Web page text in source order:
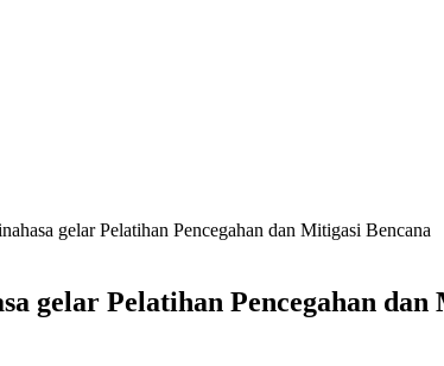
gelar Pelatihan Pencegahan dan Mitigasi Bencana
gelar Pelatihan Pencegahan dan